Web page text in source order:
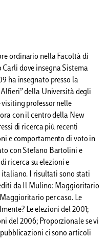
ordinario nella Facoltà di
dove insegna Sistema
ha insegnato presso la
della Università degli
professor nelle
con il centro della New
di ricerca più recenti
e comportamento di voto in
con Stefano Bartolini e
ricerca su elezioni e
I risultati sono stati
da Il Mulino: Maggioritario
per caso. Le
Le elezioni del 2001;
del 2006; Proporzionale se vi
pubblicazioni ci sono articoli